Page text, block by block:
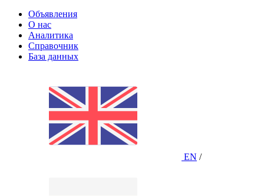
Объявления
О нас
Аналитика
Справочник
База данных
EN /